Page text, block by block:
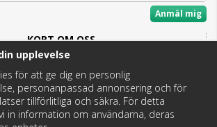
Anmäl mig
KORT OM OSS
det bästa och mesta inom Badrum,
Fritidstoaletter och VVS.
Butik i Hedemora.
dig hitta rätt reservdel!
upplevelse
för att ge dig en personlig
personanpassad annonsering och för
tillförlitliga och säkra. För detta
in information om användarna, deras